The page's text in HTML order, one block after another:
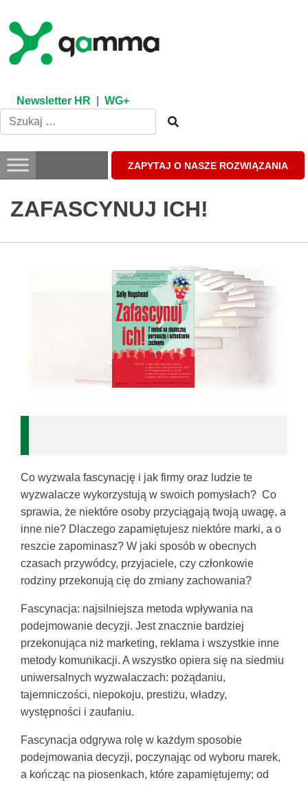
content
Newsletter HR WG+
ZAPYTAJ O NASZE ROZWIĄZANIA
ZAFASCYNUJ ICH!
Co wyzwala fascynację i jak firmy oraz ludzie te
wyzwalacze wykorzystują w swoich pomysłach? Co
sprawia, że niektóre osoby przyciągają twoją uwagę, a
inne nie? Dlaczego zapamiętujesz niektóre marki, a o
reszcie zapominasz? W jaki sposób w obecnych
czasach przywódcy, przyjaciele, czy członkowie
rodziny przekonują cię do zmiany zachowania?
Fascynacja: najsilniejsza metoda wpływania na
podejmowanie decyzji. Jest znacznie bardziej
przekonująca niż marketing, reklama i wszystkie inne
metody komunikacji. A wszystko opiera się na siedmiu
uniwersalnych wyzwalaczach: pożądaniu,
tajemniczości, niepokoju, prestiżu, władzy,
występności i zaufaniu.
Fascynacja odgrywa rolę w każdym sposobie
podejmowania decyzji, poczynając od wyboru marek,
a kończąc na piosenkach, które zapamiętujemy; od